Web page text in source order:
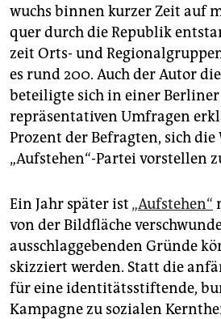
wuchs binnen kurzer Zeit auf
quer durch die Republik
zeit Orts- und
es rund 200. Auch der Autor
beteiligte sich in einer
repräsentativen Umfragen
Prozent der Befragten, sich die
„Aufstehen“-Partei vorstellen
Ein Jahr später ist „Aufstehen“
von der Bildfläche
ausschlaggebenden Gründe
skizziert werden. Statt die
für eine identitätsstiftende,
Kampagne zu sozialen